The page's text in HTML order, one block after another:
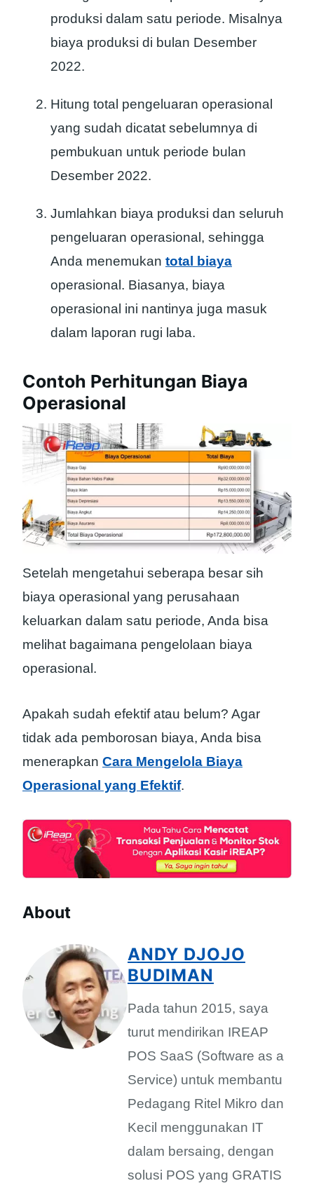
produksi dalam satu periode. Misalnya
biaya produksi di bulan Desember
2022.
Hitung total pengeluaran operasional
yang sudah dicatat sebelumnya di
pembukuan untuk periode bulan
Desember 2022.
Jumlahkan biaya produksi dan seluruh
pengeluaran operasional, sehingga
Anda menemukan total biaya
operasional. Biasanya, biaya
operasional ini nantinya juga masuk
dalam laporan rugi laba.
Contoh Perhitungan Biaya
Operasional
Setelah mengetahui seberapa besar sih
biaya operasional yang perusahaan
keluarkan dalam satu periode, Anda bisa
melihat bagaimana pengelolaan biaya
operasional.
Apakah sudah efektif atau belum? Agar
tidak ada pemborosan biaya, Anda bisa
menerapkan Cara Mengelola Biaya
Operasional yang Efektif.
About
ANDY DJOJO
BUDIMAN
Pada tahun 2015, saya
turut mendirikan IREAP
POS SaaS (Software as a
Service) untuk membantu
Pedagang Ritel Mikro dan
Kecil menggunakan IT
dalam bersaing, dengan
solusi POS yang GRATIS